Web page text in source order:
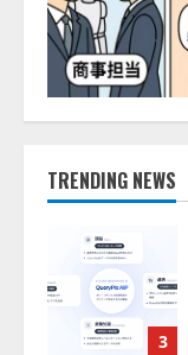
TRENDING NEWS
1
2
3